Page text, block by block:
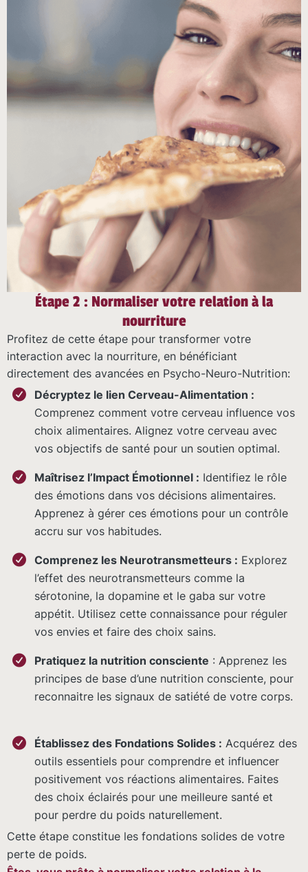
Étape 2 : Normaliser votre relation à la
nourriture
Profitez de cette étape pour transformer votre
interaction avec la nourriture, en bénéficiant
directement des avancées en Psycho-Neuro-Nutrition:
Décryptez le lien Cerveau-Alimentation :
Comprenez comment votre cerveau influence vos
choix alimentaires. Alignez votre cerveau avec
vos objectifs de santé pour un soutien optimal.
Maîtrisez l’Impact Émotionnel : Identifiez le rôle
des émotions dans vos décisions alimentaires.
Apprenez à gérer ces émotions pour un contrôle
accru sur vos habitudes.
Comprenez les Neurotransmetteurs : Explorez
l’effet des neurotransmetteurs comme la
sérotonine, la dopamine et le gaba sur votre
appétit. Utilisez cette connaissance pour réguler
vos envies et faire des choix sains.
Pratiquez la nutrition consciente : Apprenez les
principes de base d’une nutrition consciente, pour
reconnaitre les signaux de satiété de votre corps.
Établissez des Fondations Solides : Acquérez des
outils essentiels pour comprendre et influencer
positivement vos réactions alimentaires. Faites
des choix éclairés pour une meilleure santé et
pour perdre du poids naturellement.
Cette étape constitue les fondations solides de votre
perte de poids.